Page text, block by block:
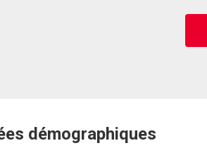
démographiques